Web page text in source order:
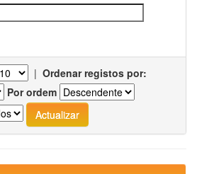
| Ordenar registos por:
Por ordem